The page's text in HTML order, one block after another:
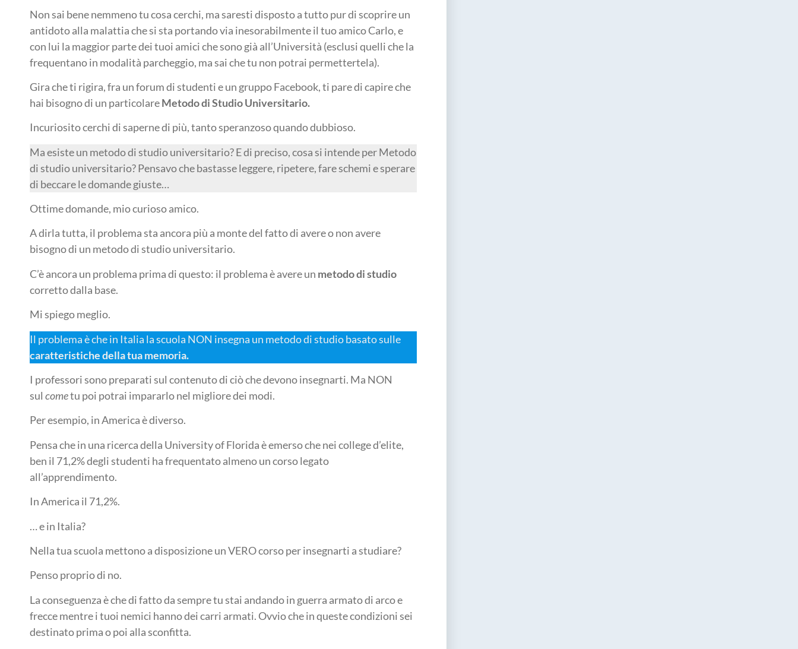
Non sai bene nemmeno tu cosa cerchi, ma saresti disposto a tutto pur di scoprire un
antidoto alla malattia che si sta portando via inesorabilmente il tuo amico Carlo, e
con lui la maggior parte dei tuoi amici che sono già all’Università (esclusi quelli che la
frequentano in modalità parcheggio, ma sai che tu non potrai permettertela).
Gira che ti rigira, fra un forum di studenti e un gruppo Facebook, ti pare di capire che
hai bisogno di un particolareMetodo di Studio Universitario.
Incuriosito cerchi di saperne di più, tanto speranzoso quando dubbioso.
Ma esiste un metodo di studio universitario? E di preciso, cosa si intende per Metodo
di studio universitario? Pensavo che bastasse leggere, ripetere, fare schemi e sperare
di beccare le domande giuste…
Ottime domande, mio curioso amico.
A dirla tutta, il problema sta ancora più a monte del fatto di avere o non avere
bisogno di un metodo di studio universitario.
C’è ancora un problema prima di questo: il problema è avere un metodo di studio
corretto dalla base.
Mi spiego meglio.
Il problema è che in Italia la scuola NON insegna un metodo di studio basato sulle
caratteristiche della tua memoria.
I professori sono preparati sul contenuto di ciò che devono insegnarti. Ma NON
sul cometu poi potrai impararlo nel migliore dei modi.
Per esempio, in America è diverso.
Pensa che in una ricerca della University of Florida èemerso che nei college d’elite,
ben il 71,2% degli studenti ha frequentato almeno un corso legato
all’apprendimento.
In America il 71,2%.
… e in Italia?
Nella tua scuola mettono a disposizione un VERO corso per insegnarti a studiare?
Penso proprio di no.
La conseguenza è che di fatto da sempre tu stai andando in guerra armato di arco e
frecce mentre i tuoi nemici hanno dei carri armati. Ovvio che in queste condizioni sei
destinato prima o poi alla sconfitta.